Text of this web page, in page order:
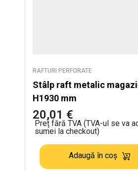
RAFTURI PERFORATE
Stâlp raft metalic
H1930 mm
20,01 €
Preț fără TVA (TVA-ul se va
sumei la checkout)
Adaugă în coș